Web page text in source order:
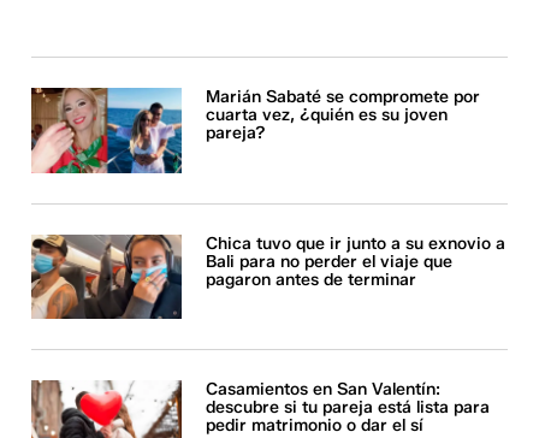
Marián Sabaté se compromete por
cuarta vez, ¿quién es su joven
pareja?
Chica tuvo que ir junto a su exnovio a
Bali para no perder el viaje que
pagaron antes de terminar
Casamientos en San Valentín:
descubre si tu pareja está lista para
pedir matrimonio o dar el sí